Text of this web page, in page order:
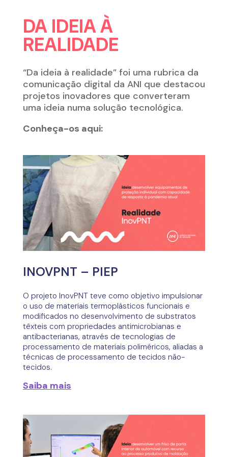
DA IDEIA À
REALIDADE
“Da ideia à realidade” foi uma rubrica da
comunicação digital da ANI que destacou
projetos inovadores que converteram
uma ideia numa solução tecnológica.
Conheça-os aqui:
INOVPNT – PIEP
O projeto InovPNT teve como objetivo impulsionar
o uso de materiais termoplásticos funcionais e
modificados no desenvolvimento de substratos
têxteis com propriedades antimicrobianas e
antibacterianas, através de tecnologias de
processamento de materiais poliméricos, aliadas a
técnicas de processamento de tecidos não-
tecidos.
Saiba mais